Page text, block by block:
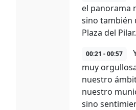
el panorama
sino también
Plaza del Pilar.
00:21 - 00:57
muy
nuestro
nuestro
sino